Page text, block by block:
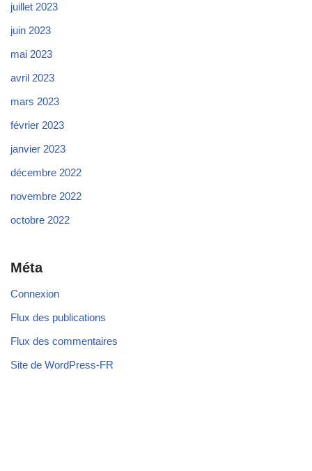
juillet 2023
juin 2023
mai 2023
avril 2023
mars 2023
février 2023
janvier 2023
décembre 2022
novembre 2022
octobre 2022
Méta
Connexion
Flux des publications
Flux des commentaires
Site de WordPress-FR